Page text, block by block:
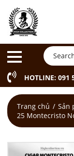
HOTLINE: 091
Trang chủ
Sản
25 Montecristo